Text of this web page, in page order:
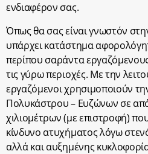
ενδιαφέρον σας.
Όπως θα σας είναι γνωστόν
υπάρχει κατάστημα
περίπου σαράντα
τις γύρω περιοχές. Με την
εργαζόμενοι χρησιμοποιούν
Πολυκάστρου – Ευζώνων σε
χιλιομέτρων (με επιστροφή)
κίνδυνο ατυχήματος λόγω
αλλά και αυξημένης